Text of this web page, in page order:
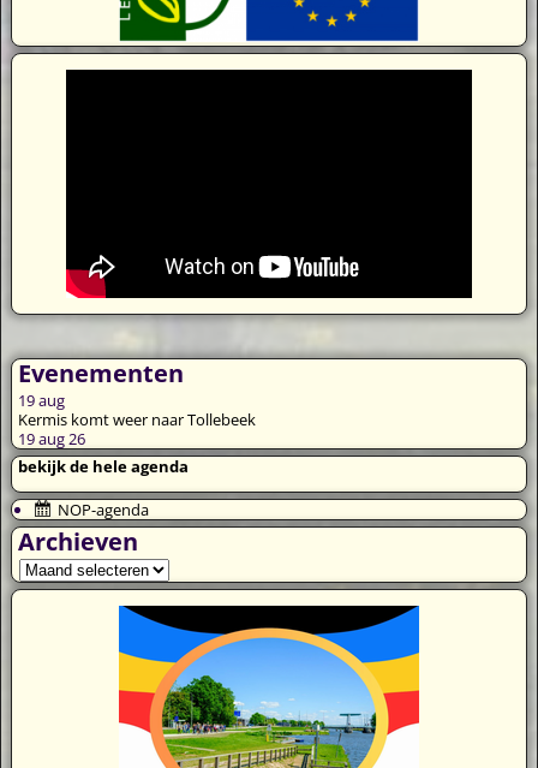
Evenementen
19aug
Kermis komt weer naar Tollebeek
19 aug 26
bekijk de hele agenda
NOP-agenda
Archieven